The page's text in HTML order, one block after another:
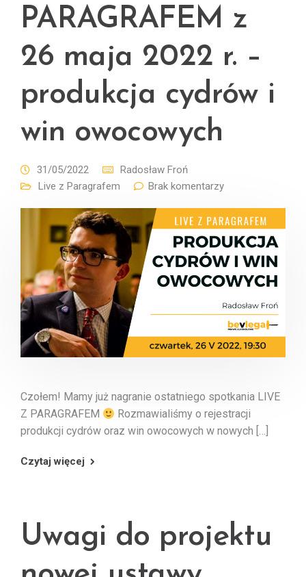
PARAGRAFEM z
26 maja 2022 r. –
produkcja cydrów i
win owocowych
31/05/2022
Radosław Froń
Live z Paragrafem
Brak komentarzy
Czołem! Mamy już nagranie ostatniego spotkania LIVE
Z PARAGRAFEM
Rozmawialiśmy o rejestracji
produkcji cydrów oraz win owocowych w nowych […]
Czytaj więcej
Uwagi do projektu